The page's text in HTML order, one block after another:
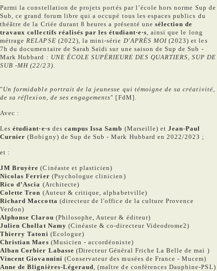
Parmi la constellation de projets portés par l’école hors norme Sup de
Sub, ce grand forum libre qui a occupé tous les espaces publics du
théâtre de la Criée durant 8 heures a présenté unesélection de
travaux collectifs réalisés par les étudiant·e·s , ainsi que le long
métrage RELAPSE (2022), la mini-série D'APRÈS MOI(2023) et les
7h du documentaire de Sarah Saïdi sur une saison de Sup de Sub -
Mark Hubbard : UNE ÉCOLE SUPÉRIEURE DES QUARTIERS, SUP DE
SUB -MH (22/23)
"Un formidable portrait de la jeunesse qui témoigne de sa créativité,
de sa réflexion, de ses engagements" [FdM].
Avec :
Lesétudiant·e·s des campus Issa Samb (Marseille) et Jean-Paul
Curnier (Bobigny) de Sup de Sub - Mark Hubbard en 2022/2023 ;
et :
JM Bruyère (Cinéaste et plasticien)
Nicolas Ferrier (Psychologue clinicien)
Rico d’Ascia (Architecte)
Colette Tron (Auteur & critique, alphabetville)
Richard Maccotta (directeur de l'office de la culture Provence
Verdon)
Alphonse Clarou (Philosophe, Auteur & éditeur)
Julien Chollat Namy (Cinéaste & co-directeur Videodrome2)
Thierry Tatoni (Ecologue)
Christian Maes (Musicien - accordéoniste)
Alban Corbier Labasse (Directeur Général Friche La Belle de mai )
Vincent Giovannini (Conservateur des musées de France - Mucem)
Anne de Blignières-Légeraud , (maître de conférences Dauphine-PSL)